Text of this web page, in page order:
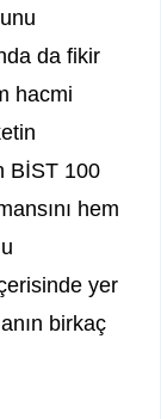
da fikir
hacmi
BİST 100
hem
yer
birkaç